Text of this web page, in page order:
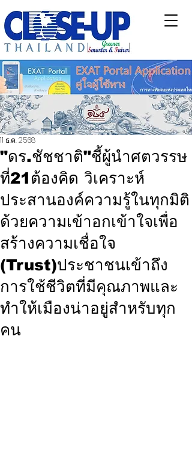
"ดร.ชัชชาติ"ชี้ผู้นำศตวรรษ
ที่21ต้องคิด วิเคราะห์
ประสานองค์ความรู้ในทุกมิติ
ด้วยความเข้าอกเข้าใจเพื่อ
สร้างความเชื่อใจ
(Trust)ประชาชนเข้าถึง
การใช้ชีวิตที่มีคุณภาพและ
ทำให้เมืองน่าอยู่สำหรับทุก
คน
11 ธ.ค. 2568